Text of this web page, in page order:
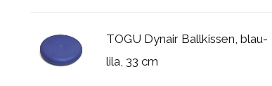
TOGU Dynair Ballkissen, blau-
lila, 33 cm